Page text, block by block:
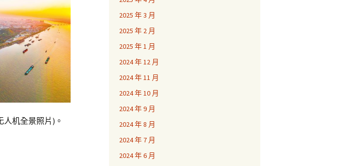
机全景照片)。
2025 年 3 月
2025 年 2 月
2025 年 1 月
2024 年 12 月
2024 年 11 月
2024 年 10 月
2024 年 9 月
2024 年 8 月
2024 年 7 月
2024 年 6 月